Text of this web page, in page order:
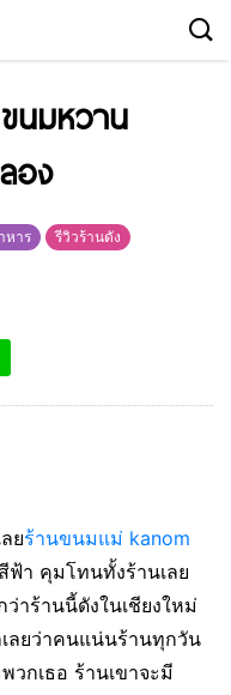
นมหวาน
อง
หาร
รีวิวร้านดัง
ยร้านขนมแม่ kanom
ฟ้า คุมโทนทั้งร้านเลย
าร้านนี้ดังในเชียงใหม่
ลยว่าคนแน่นร้านทุกวัน
วกเธอ ร้านเขาจะมี